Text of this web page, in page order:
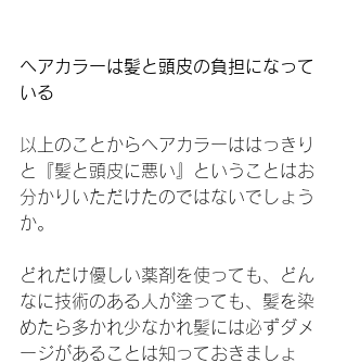
ヘアカラーは髪と頭皮の負担になって
いる
以上のことからヘアカラーははっきり
と『髪と頭皮に悪い』ということはお
分かりいただけたのではないでしょう
か。
どれだけ優しい薬剤を使っても、どん
なに技術のある人が塗っても、髪を染
めたら多かれ少なかれ髪には必ずダメ
ージがあることは知っておきましょ